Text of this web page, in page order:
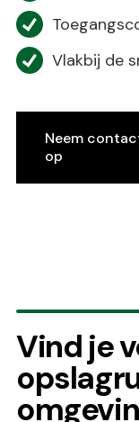
Vlakbij de
Neem
op
Vind je